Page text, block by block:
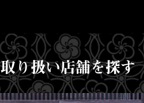
取り扱い店舗を探す